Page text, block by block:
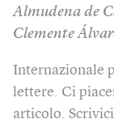
Almudena de
Clemente
Internazionale
lettere. Ci
articolo.